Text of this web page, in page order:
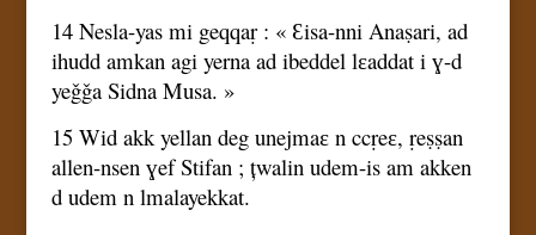
14 Nesla-yas mi geqqaṛ : « Ɛisa-nni Anaṣari, ad
ihudd amkan agi yerna ad ibeddel lɛaddat i ɣ-d
yeǧǧa Sidna Musa. »
15 Wid akk yellan deg unejmaɛ n ccṛeɛ, ṛeṣṣan
allen-nsen ɣef Stifan ; țwalin udem-is am akken
d udem n lmalayekkat.